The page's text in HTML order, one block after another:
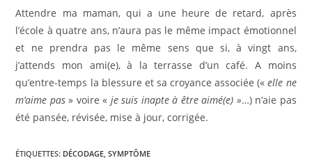
Attendre ma maman, qui a une heure de retard, après
l’école à quatre ans, n’aura pas le même impact émotionnel
et ne prendra pas le même sens que si, à vingt ans,
j’attends mon ami(e), à la terrasse d’un café. A moins
qu’entre-temps la blessure et sa croyance associée («elle ne
m’aime pas» voire « je suis inapte à être aimé(e) »…) n’aie pas
été pansée, révisée, mise à jour, corrigée.
ÉTIQUETTES: DÉCODAGE, SYMPTÔME